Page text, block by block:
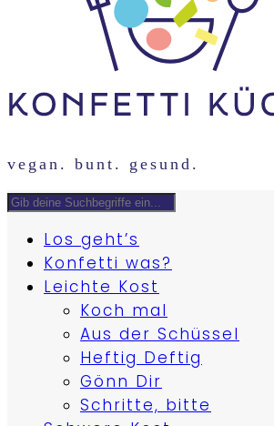
vegan. bunt. gesund.
Los geht’s
Konfetti was?
Leichte Kost
Koch mal
Aus der Schüssel
Heftig Deftig
Gönn Dir
Schritte, bitte